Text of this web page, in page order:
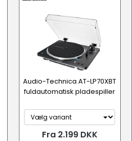
Audio-Technica AT-LP70XBT
fuldautomatisk pladespiller
Fra 2.199 DKK